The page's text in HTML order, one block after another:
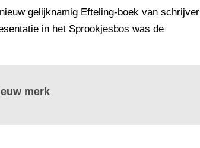
gelijknamig Efteling-boek van schrijver
in het Sprookjesbos was de
merk